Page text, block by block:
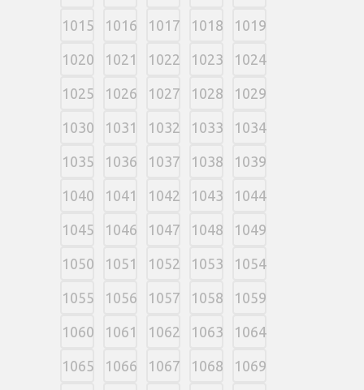
1015 1016 1017 1018 1019
1020 1021 1022 1023 1024
1025 1026 1027 1028 1029
1030 1031 1032 1033 1034
1035 1036 1037 1038 1039
1040 1041 1042 1043 1044
1045 1046 1047 1048 1049
1050 1051 1052 1053 1054
1055 1056 1057 1058 1059
1060 1061 1062 1063 1064
1065 1066 1067 1068 1069